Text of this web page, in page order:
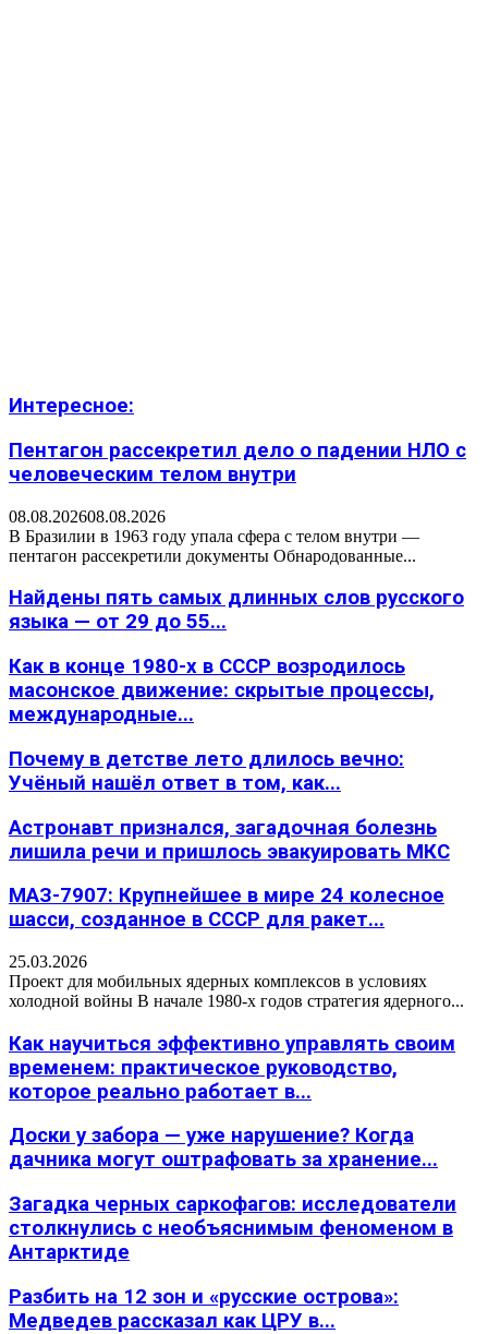
Интересное:
Пентагон рассекретил дело о падении НЛО с
человеческим телом внутри
08.08.202608.08.2026
В Бразилии в 1963 году упала сфера с телом внутри —
пентагон рассекретили документы Обнародованные...
Найдены пять самых длинных слов русского
языка — от 29 до 55...
Как в конце 1980-х в СССР возродилось
масонское движение: скрытые процессы,
международные...
Почему в детстве лето длилось вечно:
Учёный нашёл ответ в том, как...
Астронавт признался, загадочная болезнь
лишила речи и пришлось эвакуировать МКС
МАЗ-7907: Крупнейшее в мире 24 колесное
шасси, созданное в СССР для ракет...
25.03.2026
Проект для мобильных ядерных комплексов в условиях
холодной войны В начале 1980-х годов стратегия ядерного...
Как научиться эффективно управлять своим
временем: практическое руководство,
которое реально работает в...
Доски у забора — уже нарушение? Когда
дачника могут оштрафовать за хранение...
Загадка черных саркофагов: исследователи
столкнулись с необъяснимым феноменом в
Антарктиде
Разбить на 12 зон и «русские острова»:
Медведев рассказал как ЦРУ в...